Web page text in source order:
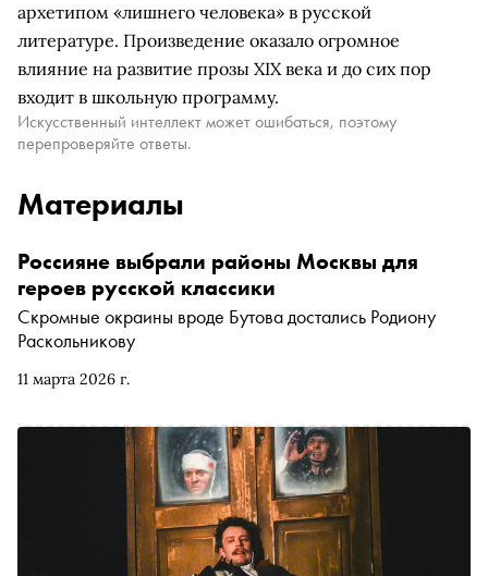
архетипом «лишнего человека» в русской
литературе. Произведение оказало огромное
влияние на развитие прозы XIX века и до сих пор
входит в школьную программу.
Искусственный интеллект может ошибаться, поэтому
перепроверяйте ответы.
Материалы
11 марта 2026 г.
Россияне выбрали районы Москвы для
героев русской классики
Скромные окраины вроде Бутова достались Родиону
Раскольникову